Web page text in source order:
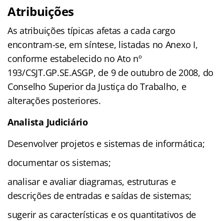
Atribuições
As atribuições típicas afetas a cada cargo
encontram-se, em síntese, listadas no Anexo I,
conforme estabelecido no Ato nº
193/CSJT.GP.SE.ASGP, de 9 de outubro de 2008, do
Conselho Superior da Justiça do Trabalho, e
alterações posteriores.
Analista Judiciário
Desenvolver projetos e sistemas de informática;
documentar os sistemas;
analisar e avaliar diagramas, estruturas e
descrições de entradas e saídas de sistemas;
sugerir as características e os quantitativos de